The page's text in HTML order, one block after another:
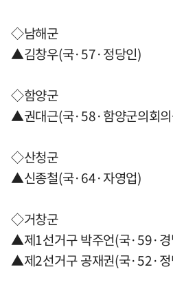
◇남해군
▲김창우(국·57·정당인)
◇함양군
▲권대근(국·58·함양군의회
◇산청군
▲신종철(국·64·자영업)
◇거창군
▲제1선거구 박주언(국·59·경
▲제2선거구 공재권(국·52·정